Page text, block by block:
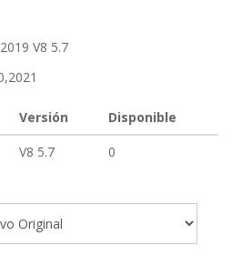
V8 5.7
Versión
Disponible
V8 5.7 0